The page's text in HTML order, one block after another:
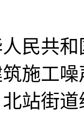
民共
施工
站街